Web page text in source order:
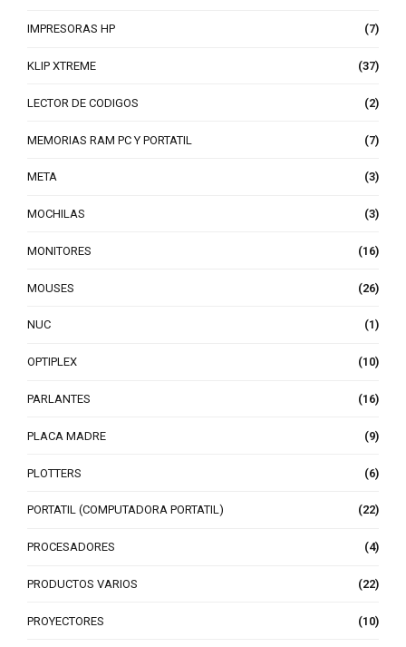
IMPRESORAS HP (7)
KLIP XTREME (37)
LECTOR DE CODIGOS (2)
MEMORIAS RAM PC Y PORTATIL (7)
META (3)
MOCHILAS (3)
MONITORES (16)
MOUSES (26)
NUC (1)
OPTIPLEX (10)
PARLANTES (16)
PLACA MADRE (9)
PLOTTERS (6)
PORTATIL (COMPUTADORA PORTATIL) (22)
PROCESADORES (4)
PRODUCTOS VARIOS (22)
PROYECTORES (10)